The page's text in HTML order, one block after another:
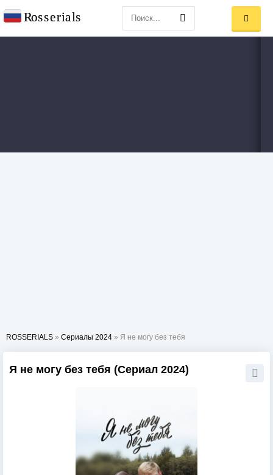
ROSSERIALS » Сериалы 2024 » Я не могу без тебя
Я не могу без тебя (Сериал 2024)